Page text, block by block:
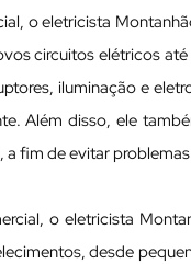
o eletricista
circuitos elétricos
iluminação e
Além disso, ele
a fim de evitar
o eletricista
desde